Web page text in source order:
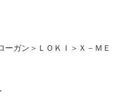
ガン＞ＬＯＫＩ＞Ｘ－ＭＥ